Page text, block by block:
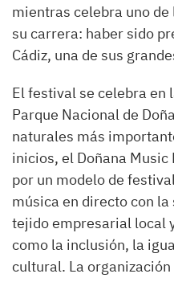
mientras celebra uno
su carrera: haber sido
Cádiz, una de sus
El festival se celebra en
Parque Nacional de
naturales más
inicios, el Doñana
por un modelo de
música en directo con
tejido empresarial local
como la inclusión, la
cultural. La